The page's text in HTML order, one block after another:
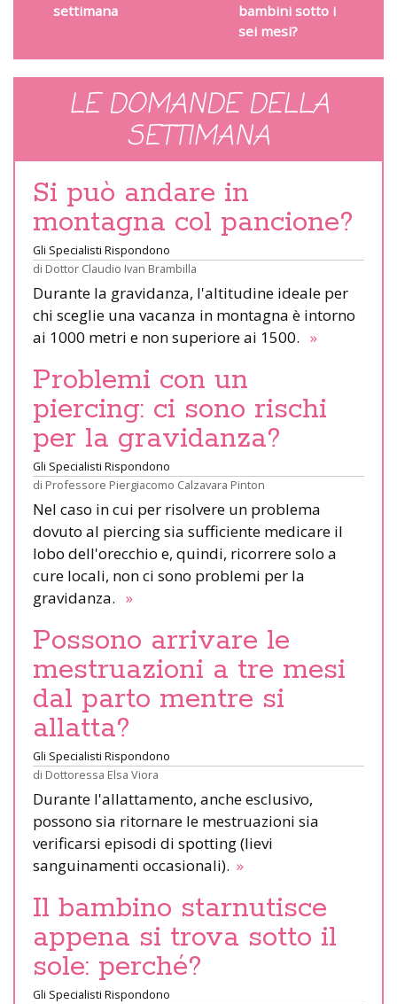
settimana
bambini sotto i
sei mesi?
LE DOMANDE DELLA
SETTIMANA
Si può andare in
montagna col pancione?
Gli Specialisti Rispondono
di Dottor Claudio Ivan Brambilla
Durante la gravidanza, l'altitudine ideale per
chi sceglie una vacanza in montagna è intorno
ai 1000 metri e non superiore ai 1500. »
Problemi con un
piercing: ci sono rischi
per la gravidanza?
Gli Specialisti Rispondono
di Professore Piergiacomo Calzavara Pinton
Nel caso in cui per risolvere un problema
dovuto al piercing sia sufficiente medicare il
lobo dell'orecchio e, quindi, ricorrere solo a
cure locali, non ci sono problemi per la
gravidanza. »
Possono arrivare le
mestruazioni a tre mesi
dal parto mentre si
allatta?
Gli Specialisti Rispondono
di Dottoressa Elsa Viora
Durante l'allattamento, anche esclusivo,
possono sia ritornare le mestruazioni sia
verificarsi episodi di spotting (lievi
sanguinamenti occasionali). »
Il bambino starnutisce
appena si trova sotto il
sole: perché?
Gli Specialisti Rispondono